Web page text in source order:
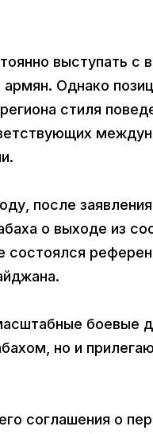
выступать с
Однако
стиля
после заявления
о выходе из
состоялся
боевые
но и
соглашения о